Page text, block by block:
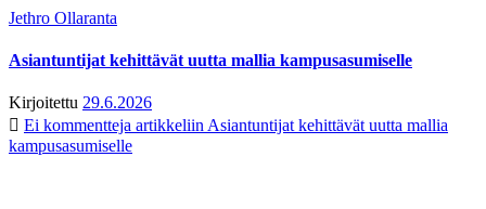
Jethro Ollaranta
Asiantuntijat kehittävät uutta mallia kampusasumiselle
Kirjoitettu 29.6.2026
Ei kommentteja artikkeliin Asiantuntijat kehittävät uutta mallia
kampusasumiselle